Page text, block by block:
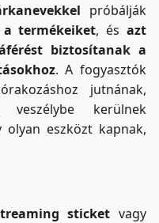
próbálják
termékeiket, ésazt
biztosítanak a
. A fogyasztók
jutnának,
veszélybe kerülnek
olyan eszközt kapnak,
sticket vagy